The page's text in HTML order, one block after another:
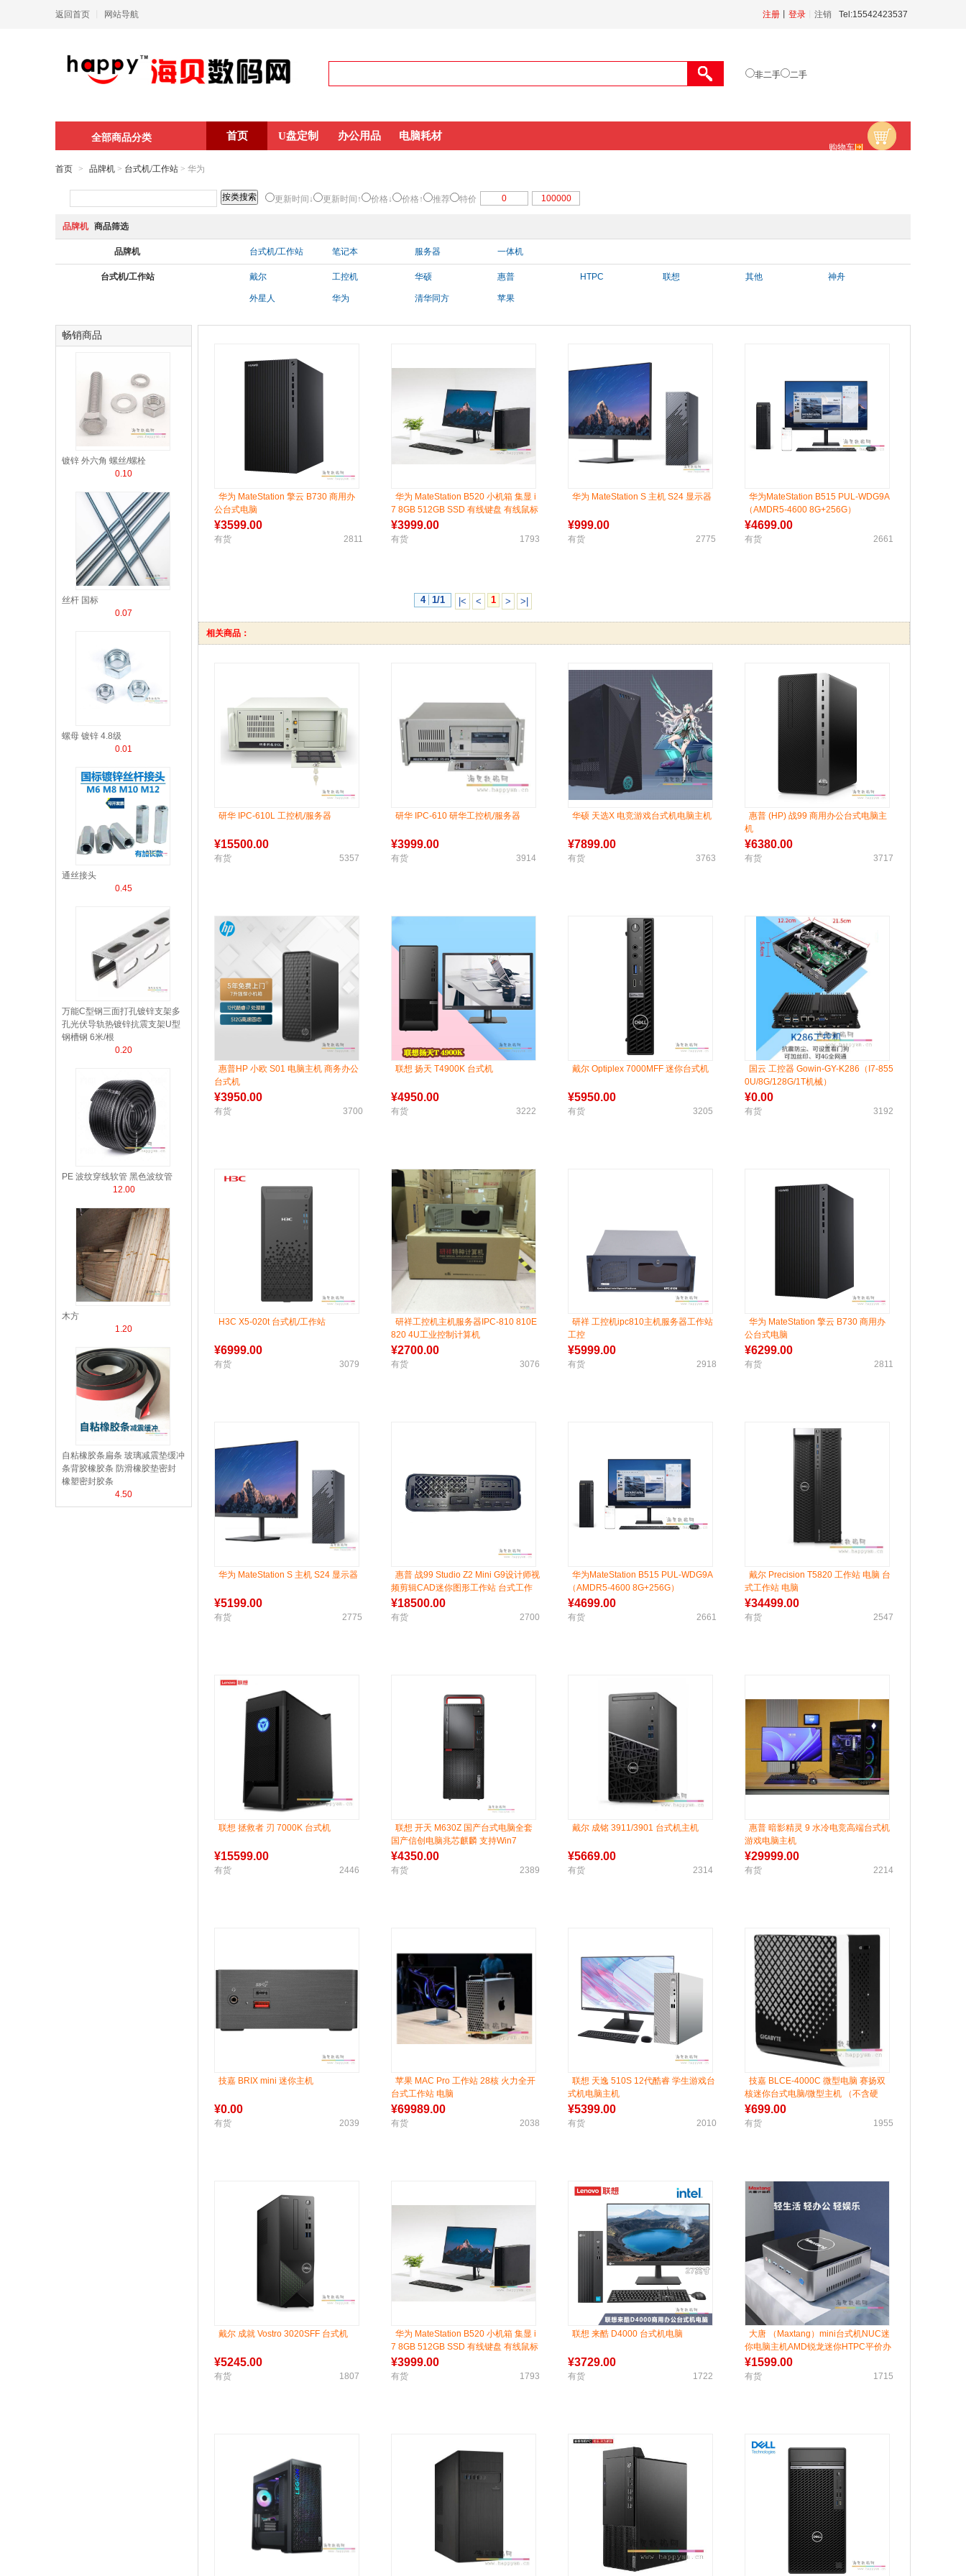
返回首页 网站导航 Tel:15542423537
注销
注册 登录
非二手 二手
全部商品分类
购物车
首页 U盘定制 办公用品 电脑耗材
首页 > 品牌机 > 台式机/工作站 > 华为
更新时间↓ 更新时间↑ 价格↓ 价格↑ 推荐 特价
品牌机 商品筛选
品牌机 台式机/工作站 笔记本 服务器 一体机
台式机/工作站 戴尔 工控机 华硕 惠普 HTPC 联想 其他 神舟
外星人 华为 清华同方 苹果
畅销商品
镀锌 外六角 螺丝/螺栓
0.10
丝杆 国标
0.07
螺母 镀锌 4.8级
0.01
通丝接头
0.45
万能C型钢三面打孔镀锌支架多
孔光伏导轨热镀锌抗震支架U型
钢槽钢 6米/根
0.20
PE 波纹穿线软管 黑色波纹管
12.00
木方
1.20
自粘橡胶条扁条 玻璃减震垫缓冲
条背胶橡胶条 防滑橡胶垫密封
橡塑密封胶条
4.50
华为 MateStation 擎云 B730 商用办
公台式电脑
¥3599.00
有货 2811
华为 MateStation B520 小机箱 集显 i
7 8GB 512GB SSD 有线键盘 有线鼠标
（黑色）三年质保 三年上门
¥3999.00
有货 1793
华为 MateStation S 主机 S24 显示器
¥999.00
有货 2775
华为MateStation B515 PUL-WDG9A
（AMDR5-4600 8G+256G）
¥4699.00
有货 2661
4 1/1 |< < 1 > >|
相关商品：
研华 IPC-610L 工控机/服务器
¥15500.00
有货 5357
研华 IPC-610 研华工控机/服务器
¥3999.00
有货 3914
华硕 天选X 电竞游戏台式机电脑主机
¥7899.00
有货 3763
惠普 (HP) 战99 商用办公台式电脑主
机
¥6380.00
有货 3717
惠普HP 小欧 S01 电脑主机 商务办公
台式机
¥3950.00
有货 3700
联想 扬天 T4900K 台式机
¥4950.00
有货 3222
戴尔 Optiplex 7000MFF 迷你台式机
¥5950.00
有货 3205
国云 工控器 Gowin-GY-K286（I7-855
0U/8G/128G/1T机械）
¥0.00
有货 3192
H3C X5-020t 台式机/工作站
¥6999.00
有货 3079
研祥工控机主机服务器IPC-810 810E
820 4U工业控制计算机
¥2700.00
有货 3076
研祥 工控机ipc810主机服务器工作站
工控
¥5999.00
有货 2918
华为 MateStation 擎云 B730 商用办
公台式电脑
¥6299.00
有货 2811
华为 MateStation S 主机 S24 显示器
¥5199.00
有货 2775
惠普 战99 Studio Z2 Mini G9设计师视
频剪辑CAD迷你图形工作站 台式工作
站 电脑
¥18500.00
有货 2700
华为MateStation B515 PUL-WDG9A
（AMDR5-4600 8G+256G）
¥4699.00
有货 2661
戴尔 Precision T5820 工作站 电脑 台
式工作站 电脑
¥34499.00
有货 2547
联想 拯救者 刃 7000K 台式机
¥15599.00
有货 2446
联想 开天 M630Z 国产台式电脑全套
国产信创电脑兆芯麒麟 支持Win7
¥4350.00
有货 2389
戴尔 成铭 3911/3901 台式机主机
¥5669.00
有货 2314
惠普 暗影精灵 9 水冷电竞高端台式机
游戏电脑主机
¥29999.00
有货 2214
技嘉 BRIX mini 迷你主机
¥0.00
有货 2039
苹果 MAC Pro 工作站 28核 火力全开
台式工作站 电脑
¥69989.00
有货 2038
联想 天逸 510S 12代酷睿 学生游戏台
式机电脑主机
¥5399.00
有货 2010
技嘉 BLCE-4000C 微型电脑 赛扬双
核迷你台式电脑/微型主机 （不含硬
盘）
¥699.00
有货 1955
戴尔 成就 Vostro 3020SFF 台式机
¥5245.00
有货 1807
华为 MateStation B520 小机箱 集显 i
7 8GB 512GB SSD 有线键盘 有线鼠标
（黑色）三年质保 三年上门
¥3999.00
有货 1793
联想 来酷 D4000 台式机电脑
¥3729.00
有货 1722
大唐 （Maxtang）mini台式机NUC迷
你电脑主机AMD锐龙迷你HTPC平价办
公电脑 3020E准系统
¥1599.00
有货 1715